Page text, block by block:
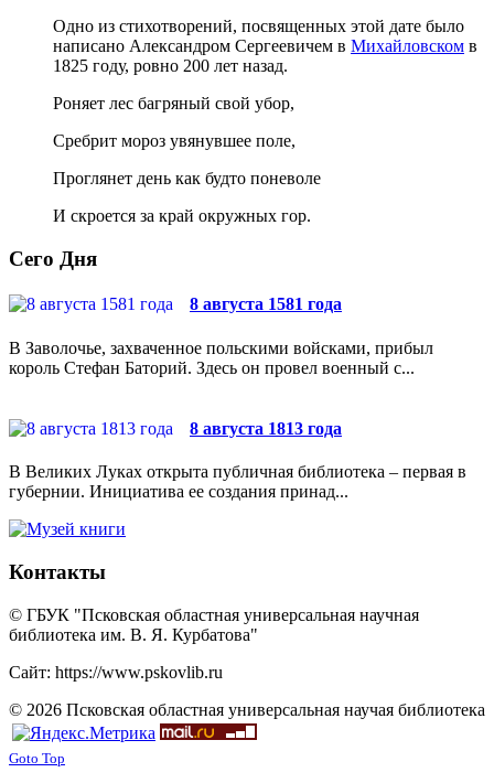
Одно из стихотворений, посвященных этой дате было
написано Александром Сергеевичем в Михайловском в
1825 году, ровно 200 лет назад.
Роняет лес багряный свой убор,
Сребрит мороз увянувшее поле,
Проглянет день как будто поневоле
И скроется за край окружных гор.
Сего Дня
8 августа 1581 года
В Заволочье, захваченное польскими войсками, прибыл
король Стефан Баторий. Здесь он провел военный с...
8 августа 1813 года
В Великих Луках открыта публичная библиотека – первая в
губернии. Инициатива ее создания принад...
Контакты
© ГБУК "Псковская областная универсальная научная
библиотека им. В. Я. Курбатова"
Сайт: https://www.pskovlib.ru
© 2026 Псковская областная универсальная научая библиотека
Goto Top